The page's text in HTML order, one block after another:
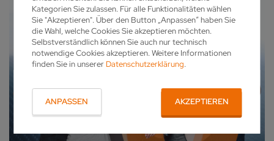
Kategorien Sie zulassen. Für alle Funktionalitäten wählen
Sie "Akzeptieren". Über den Button „Anpassen“ haben Sie
die Wahl, welche Cookies Sie akzeptieren möchten.
Selbstverständlich können Sie auch nur technisch
notwendige Cookies akzeptieren. Weitere Informationen
finden Sie in unserer Datenschutzerklärung.
ANPASSEN AKZEPTIEREN